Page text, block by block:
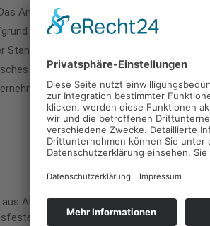
Angebot umfaßt mehrere
der hohen möglichen
(max. 1,5 m² im Reinraum)
Handlingsystem ein Durchsatz von
mit einem kleinen
Aluminium oder Edelstahl
Ausführung inkl. Ölnebelabscheider